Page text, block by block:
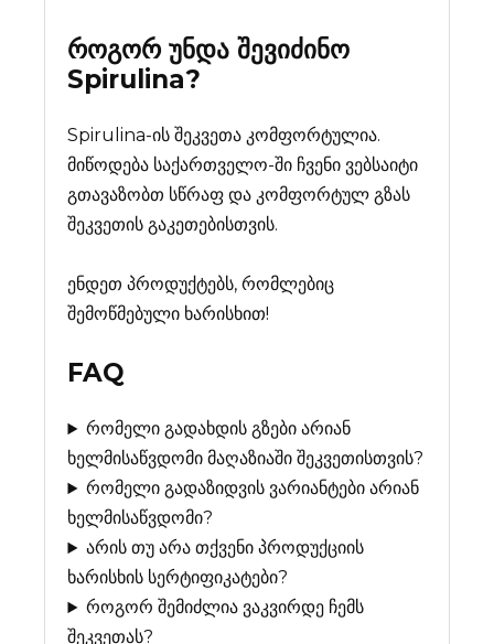
როგორ უნდა შევიძინო
Spirulina?
Spirulina-ის შეკვეთა კომფორტულია.
მიწოდება საქართველო-ში ჩვენი ვებსაიტი
გთავაზობთ სწრაფ და კომფორტულ გზას
შეკვეთის გაკეთებისთვის.
ენდეთ პროდუქტებს, რომლებიც
შემოწმებული ხარისხით!
FAQ
რომელი გადახდის გზები არიან
ხელმისაწვდომი მაღაზიაში შეკვეთისთვის?
რომელი გადაზიდვის ვარიანტები არიან
ხელმისაწვდომი?
არის თუ არა თქვენი პროდუქციის
ხარისხის სერტიფიკატები?
როგორ შემიძლია ვაკვირდე ჩემს
შეკვეთას?